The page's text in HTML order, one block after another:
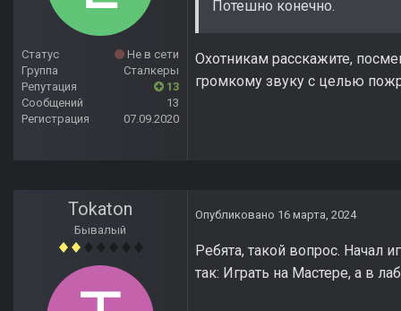
Статус
Не в сети
Группа
Сталкеры
Репутация
13
Сообщений
13
Регистрация
07.09.2020
Потешно конечно.
Охотникам расскажите,
громкому звуку с целью
Tokaton
Бывалый
Опубликовано 16 марта, 2024
Ребята, такой вопрос. Начал
так: Играть на Мастере, а в